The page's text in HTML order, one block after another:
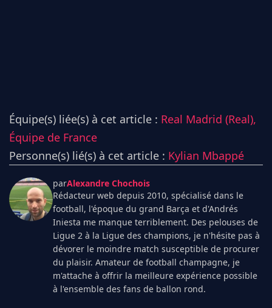
Équipe(s) liée(s) à cet article : Real Madrid (Real),
Équipe de France
Personne(s) lié(s) à cet article : Kylian Mbappé
parAlexandre Chochois
Rédacteur web depuis 2010, spécialisé dans le
football, l'époque du grand Barça et d'Andrés
Iniesta me manque terriblement. Des pelouses de
Ligue 2 à la Ligue des champions, je n'hésite pas à
dévorer le moindre match susceptible de procurer
du plaisir. Amateur de football champagne, je
m'attache à offrir la meilleure expérience possible
à l'ensemble des fans de ballon rond.